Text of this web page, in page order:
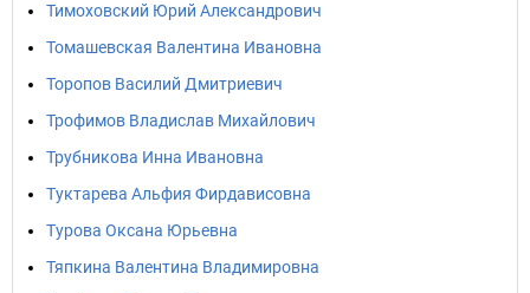
Тимоховский Юрий Александрович
Томашевская Валентина Ивановна
Торопов Василий Дмитриевич
Трофимов Владислав Михайлович
Трубникова Инна Ивановна
Туктарева Альфия Фирдависовна
Турова Оксана Юрьевна
Тяпкина Валентина Владимировна